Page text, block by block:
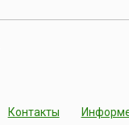
Контакты